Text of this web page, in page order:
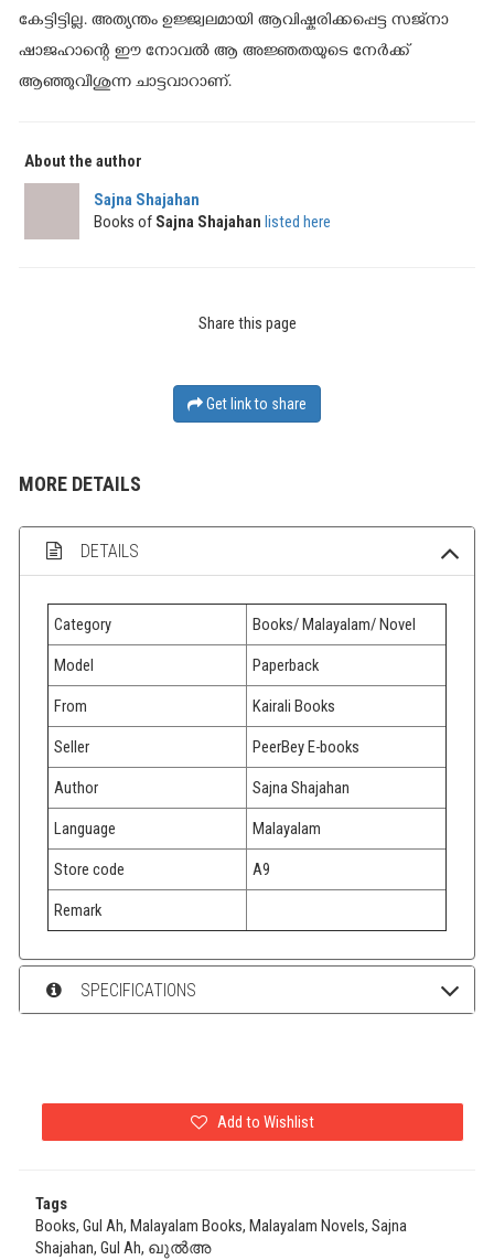
കേട്ടിട്ടില്ല. അത്യന്തം ഉജ്ജ്വലമായി ആവിഷ്കരിക്കപ്പെട്ട സജ്നാ
ഷാജഹാന്റെ ഈ നോവല്‍ ആ അജ്ഞതയുടെ നേര്‍ക്ക്‌
ആഞ്ഞുവീശുന്ന ചാട്ടവാറാണ്.
About the author
Sajna Shajahan
Books of Sajna Shajahan listed here
Share this page
Get link to share
MORE DETAILS
DETAILS
Category Books/ Malayalam/ Novel
Model Paperback
From Kairali Books
Seller PeerBey E-books
Author Sajna Shajahan
Language Malayalam
Store code A9
Remark
SPECIFICATIONS
Add to Wishlist
Tags
Books, Gul Ah, Malayalam Books, Malayalam Novels, Sajna
Shajahan, Gul Ah, ഖുൽഅ